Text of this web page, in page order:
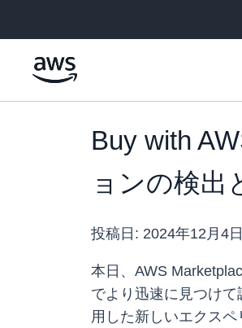
Buy with
ョンの検出
投稿日: 2024年12月4日
本日、AWS
でより迅速に見つけ
用した新しいエクス